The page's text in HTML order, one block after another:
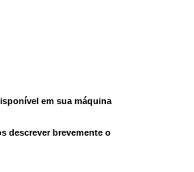
em sua máquina
descrever brevemente o